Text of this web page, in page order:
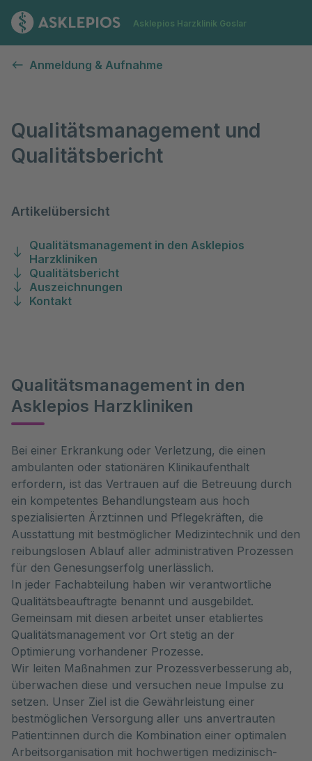
Zur Startseite
Asklepios Harzklinik Goslar
Anmeldung & Aufnahme
Qualitätsmanagement und
Qualitätsbericht
Artikelübersicht
Qualitätsmanagement in den Asklepios
Harzkliniken
Qualitätsbericht
Auszeichnungen
Kontakt
Qualitätsmanagement in den
Asklepios Harzkliniken
Bei einer Erkrankung oder Verletzung, die einen
ambulanten oder stationären Klinikaufenthalt
erfordern, ist das Vertrauen auf die Betreuung durch
ein kompetentes Behandlungsteam aus hoch
spezialisierten Ärzt:innen und Pflegekräften, die
Ausstattung mit bestmöglicher Medizintechnik und den
reibungslosen Ablauf aller administrativen Prozessen
für den Genesungserfolg unerlässlich.
In jeder Fachabteilung haben wir verantwortliche
Qualitätsbeauftragte benannt und ausgebildet.
Gemeinsam mit diesen arbeitet unser etabliertes
Qualitätsmanagement vor Ort stetig an der
Optimierung vorhandener Prozesse.
Wir leiten Maßnahmen zur Prozessverbesserung ab,
überwachen diese und versuchen neue Impulse zu
setzen. Unser Ziel ist die Gewährleistung einer
bestmöglichen Versorgung aller uns anvertrauten
Patient:innen durch die Kombination einer optimalen
Arbeitsorganisation mit hochwertigen medizinisch-